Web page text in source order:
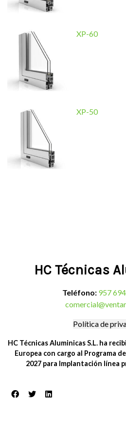
XP-60
XP-50
HC Técnicas
Teléfono: 957
Política de
HC Técnicas Aluminicas S.L. ha
Europea con cargo al Programa
2027 para Implantación línea